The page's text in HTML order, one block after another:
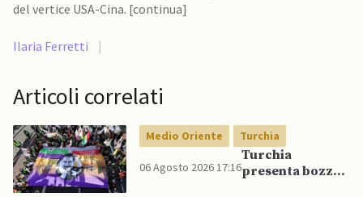
del vertice USA-Cina. [continua]
Ilaria Ferretti |
Articoli correlati
Medio Oriente Turchia
06 Agosto 2026 17:16
Turchia
presenta bozza